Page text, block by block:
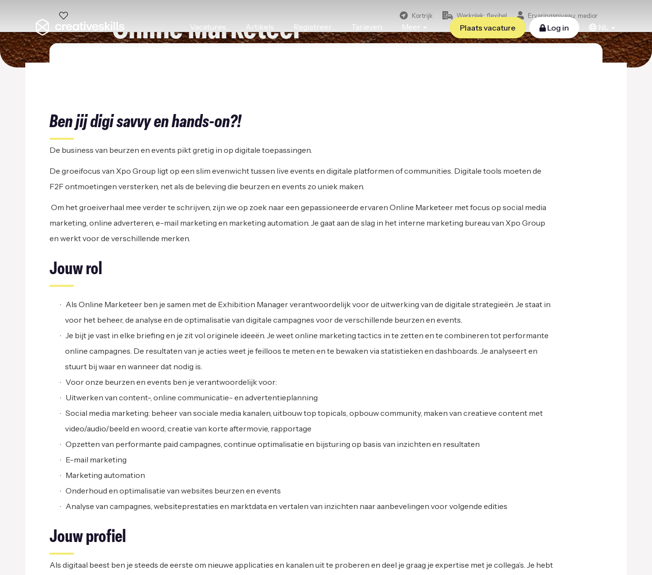
Vacatures Artikels Registreer Tarieven Meer Plaats vacature Log in NL
Online Marketeer Kortrijk Werkplek: flexibel Ervaringsniveau: medior
Ben jij digi savvy en hands-on?!
De business van beurzen en events pikt gretig in op digitale toepassingen.
De groeifocus van Xpo Group ligt op een slim evenwicht tussen live events en digitale platformen of communities. Digitale tools moeten de
F2F ontmoetingen versterken, net als de beleving die beurzen en events zo uniek maken.
Om het groeiverhaal mee verder te schrijven, zijn we op zoek naar een gepassioneerde ervaren Online Marketeer met focus op social media
marketing, online adverteren, e-mail marketing en marketing automation. Je gaat aan de slag in het interne marketing bureau van Xpo Group
en werkt voor de verschillende merken.
Jouw rol
Als Online Marketeer ben je samen met de Exhibition Manager verantwoordelijk voor de uitwerking van de digitale strategieën. Je staat in
voor het beheer, de analyse en de optimalisatie van digitale campagnes voor de verschillende beurzen en events.
Je bijt je vast in elke briefing en je zit vol originele ideeën. Je weet online marketing tactics in te zetten en te combineren tot performante
online campagnes. De resultaten van je acties weet je feilloos te meten en te bewaken via statistieken en dashboards. Je analyseert en
stuurt bij waar en wanneer dat nodig is.
Voor onze beurzen en events ben je verantwoordelijk voor:
Uitwerken van content-, online communicatie- en advertentieplanning
Social media marketing: beheer van sociale media kanalen, uitbouw top topicals, opbouw community, maken van creatieve content met
video/audio/beeld en woord, creatie van korte aftermovie, rapportage
Opzetten van performante paid campagnes, continue optimalisatie en bijsturing op basis van inzichten en resultaten
E-mail marketing
Marketing automation
Onderhoud en optimalisatie van websites beurzen en events
Analyse van campagnes, websiteprestaties en marktdata en vertalen van inzichten naar aanbevelingen voor volgende edities
Jouw profiel
Als digitaal beest ben je steeds de eerste om nieuwe applicaties en kanalen uit te proberen en deel je graag je expertise met je collega’s. Je hebt